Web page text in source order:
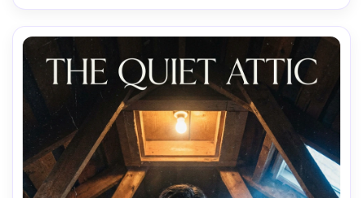
300dpiで印刷対応、ムーディーなティールと血の赤のカラー
グレード --ar 4:5